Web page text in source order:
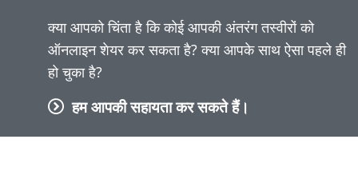
क्या आपको चिंता है कि कोई आपकी अंतरंग तस्वीरों को
ऑनलाइन शेयर कर सकता है? क्या आपके साथ ऐसा पहले ही
हो चुका है?
हम आपकी सहायता कर सकते हैं।